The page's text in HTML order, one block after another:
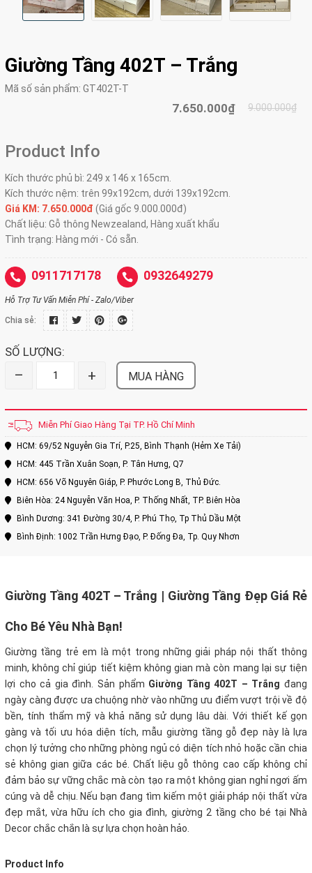
Giường Tầng 402T – Trắng
Mã số sản phẩm: GT402T-T
7.650.000₫ 9.000.000₫
Product Info
Kích thước phủ bì: 249 x 146 x 165cm.
Kích thước nệm: trên 99x192cm, dưới 139x192cm.
Giá KM: 7.650.000đ (Giá gốc 9.000.000đ)
Chất liệu: Gỗ thông Newzealand, Hàng xuất khẩu
Tình trạng: Hàng mới - Có sẵn.
0911717178 0932649279
Hỗ Trợ Tư Vấn Miễn Phí - Zalo/Viber
Chia sẻ:
SỐ LƯỢNG:
– + MUA HÀNG
Miễn Phí Giao Hàng Tại TP. Hồ Chí Minh
HCM: 69/52 Nguyễn Gia Trí, P.25, Bình Thạnh (Hẻm Xe Tải)
HCM: 445 Trần Xuân Soạn, P. Tân Hưng, Q7
HCM: 656 Võ Nguyên Giáp, P. Phước Long B, Thủ Đức.
Biên Hòa: 24 Nguyễn Văn Hoa, P. Thống Nhất, TP. Biên Hòa
Bình Dương: 341 Đường 30/4, P. Phú Thọ, Tp Thủ Dầu Một
Bình Định: 1002 Trần Hưng Đạo, P. Đống Đa, Tp. Quy Nhơn
Giường Tầng 402T – Trắng | Giường Tầng Đẹp Giá Rẻ
Cho Bé Yêu Nhà Bạn!
Giường tầng trẻ em là một trong những giải pháp nội thất thông
minh, không chỉ giúp tiết kiệm không gian mà còn mang lại sự tiện
lợi cho cả gia đình. Sản phẩm Giường Tầng 402T – Trắng đang
ngày càng được ưa chuộng nhờ vào những ưu điểm vượt trội về độ
bền, tính thẩm mỹ và khả năng sử dụng lâu dài. Với thiết kế gọn
gàng và tối ưu hóa diện tích, mẫu giường tầng gỗ đẹp này là lựa
chọn lý tưởng cho những phòng ngủ có diện tích nhỏ hoặc cần chia
sẻ không gian giữa các bé. Chất liệu gỗ thông cao cấp không chỉ
đảm bảo sự vững chắc mà còn tạo ra một không gian nghỉ ngơi ấm
cúng và dễ chịu. Nếu bạn đang tìm kiếm một giải pháp nội thất vừa
đẹp mắt, vừa hữu ích cho gia đình, giường 2 tầng cho bé tại Nhà
Decor chắc chắn là sự lựa chọn hoàn hảo.
Product Info